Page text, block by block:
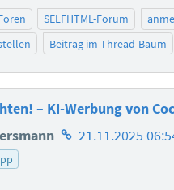
SELFHTML-Forum
Beitrag im Thread-Baum
– KI-Werbung von
Homepage
21.11.2025